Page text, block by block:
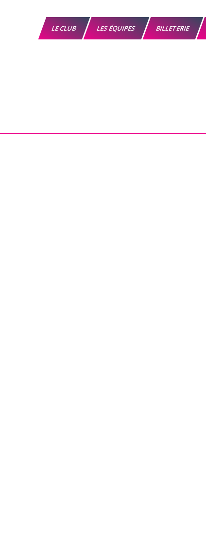
LE CLUB LES ÉQUIPES BILLETERIE